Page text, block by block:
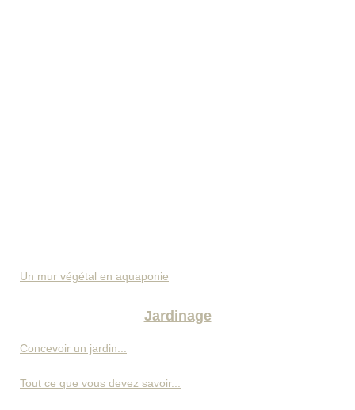
Un mur végétal en aquaponie
Jardinage
Concevoir un jardin...
Tout ce que vous devez savoir...